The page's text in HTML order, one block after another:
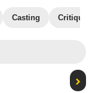
Casting